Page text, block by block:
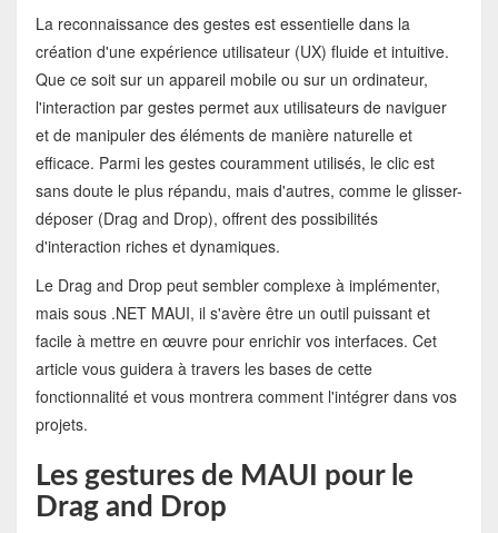
La reconnaissance des gestes est essentielle dans la
création d'une expérience utilisateur (UX) fluide et intuitive.
Que ce soit sur un appareil mobile ou sur un ordinateur,
l'interaction par gestes permet aux utilisateurs de naviguer
et de manipuler des éléments de manière naturelle et
efficace. Parmi les gestes couramment utilisés, le clic est
sans doute le plus répandu, mais d'autres, comme le glisser-
déposer (Drag and Drop), offrent des possibilités
d'interaction riches et dynamiques.
Le Drag and Drop peut sembler complexe à implémenter,
mais sous .NET MAUI, il s'avère être un outil puissant et
facile à mettre en œuvre pour enrichir vos interfaces. Cet
article vous guidera à travers les bases de cette
fonctionnalité et vous montrera comment l'intégrer dans vos
projets.
Les gestures de MAUI pour le
Drag and Drop